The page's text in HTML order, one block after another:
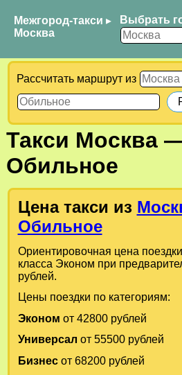
Межгород-такси ▸
Москва
Выбрать
Рассчитать маршрут из
Такси Москва
Обильное
Цена такси из
Обильное
Ориентировочная цена
класса Эконом при
рублей.
Цены поездки по категориям:
Эконом от 42800 рублей
Универсал от 55500 рублей
Бизнесот 68200 рублей